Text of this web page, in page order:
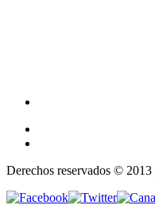
Derechos reservados © 2013